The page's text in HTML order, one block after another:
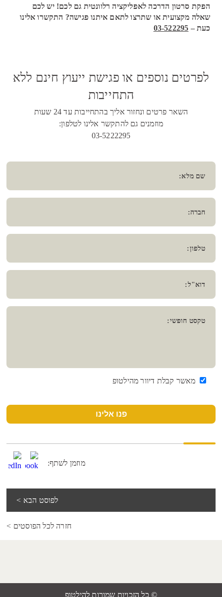
הפקת סרטון הדרכה לאפליקציה רלוונטית גם לכם! יש לכם
שאלה מקצועית או שתרצו לתאם איתנו פגישה? התקשרו אלינו
כעת – 03-522295
לפרטים נוספים או פגישת ייעוץ חינם ללא
התחייבות
השאר פרטים ונחזור אליך בהתחייבות עד 24 שעות
מוזמנים גם להתקשר אלינו לטלפון:
03-5222295
שם מלא:
חברה:
טלפון:
דוא"ל:
טקסט חופשי:
מאשר קבלת דיוור מהילטופ
פנו אלינו
מוזמן לשתף:
לפוסט הבא >
חזרה לכל הפוסטים >
© כל הזכויות שמורות להילטופ